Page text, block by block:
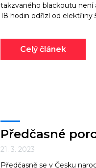
takzvaného blackoutu není
18 hodin odřízl od elektřiny
Celý článek
Předčasné
21. 3. 2023
Předčasně se v Česku